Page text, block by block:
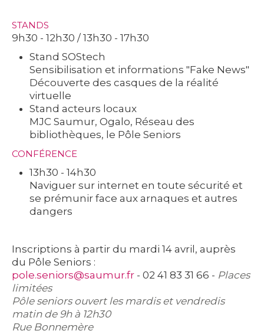
STANDS
9h30 - 12h30 / 13h30 - 17h30
Stand SOStech
Sensibilisation et informations "Fake News"
Découverte des casques de la réalité
virtuelle
Stand acteurs locaux
MJC Saumur, Ogalo, Réseau des
bibliothèques, le Pôle Seniors
CONFÉRENCE
13h30 - 14h30
Naviguer sur internet en toute sécurité et
se prémunir face aux arnaques et autres
dangers
Inscriptions à partir du mardi 14 avril , auprès
du Pôle Seniors :
pole.seniors@saumur.fr - 02 41 83 31 66 - Places
limitées
Pôle seniors ouvert les mardis et vendredis
matin de 9h à 12h30
Rue Bonnemère